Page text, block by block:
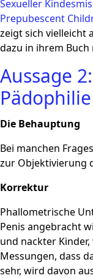
Sexueller
Prepubescent
zeigt sich vielleicht
dazu in ihrem Buch
Aussage
Pädophilie
Die Behauptung
Bei manchen
zur Objektivierung
Korrektur
Phallometrische
Penis angebracht
und nackter
Messungen, dass
sehr, wird davon